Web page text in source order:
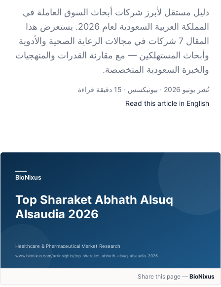
دليل مستقل لأبرز شركات أبحاث السوق العاملة في
المملكة العربية السعودية لعام 2026. يستعرض هذا
المقال 7 شركات في مجالات الرعاية الصحية والأدوية
وأبحاث المستهلكين — مع مقارنة القدرات والمنهجيات
والخبرة السعودية المتخصصة.
نُشر يونيو 2026 · بيونيكسس · 15 دقيقة قراءة
Read this article in English
Share this page — BioNixus